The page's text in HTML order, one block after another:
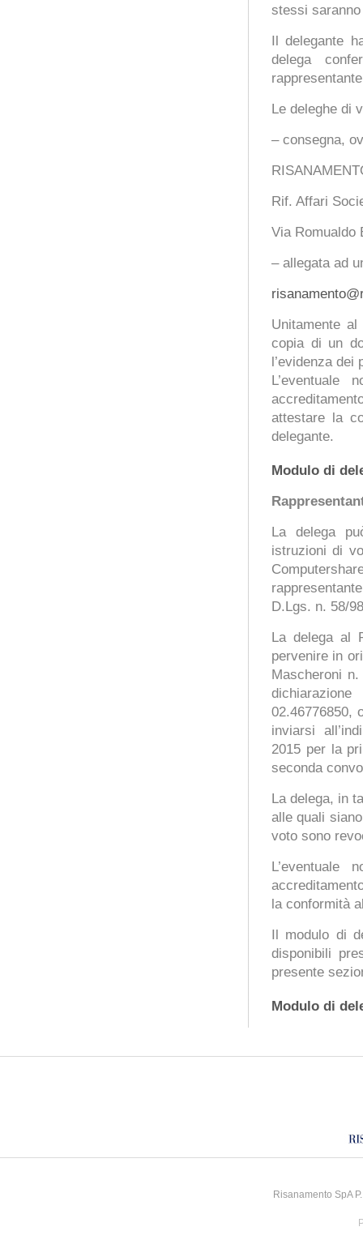
stessi
Il delegante
delega
Le deleghe di
– consegna,
Rif. Affari
Via Romualdo
– allegata ad
Unitamente
copia di un
l’evidenza
attestare la
delegante.
Modulo di
La delega
istruzioni di
D.Lgs. n. 58/
La delega al
pervenire in
Mascheroni
02.46776850,
inviarsi
2015 per la
seconda
La delega, in
alle quali
voto sono
la conformità
Il modulo di
disponibili
presente
Modulo di
Risanamento SpA